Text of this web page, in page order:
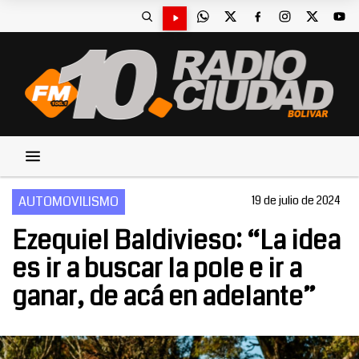
AUTOMOVILISMO 19 de julio de 2024
Ezequiel Baldivieso: “La idea
es ir a buscar la pole e ir a
ganar, de acá en adelante”